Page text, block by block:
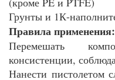
Грунты и 1К-
Правила применения:
Перемешать
консистенции,
Нанести пистолетом